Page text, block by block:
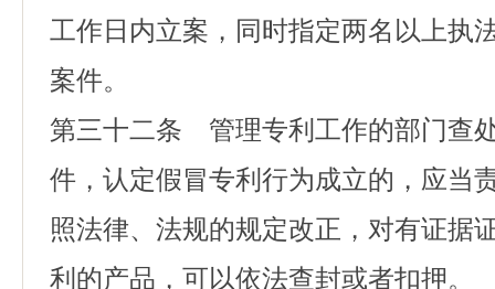
工作日内立案，同时指定两名以上执
案件。
第三十二条 管理专利工作的部门查
件，认定假冒专利行为成立的，应当
照法律、法规的规定改正，对有证据
利的产品，可以依法查封或者扣押。